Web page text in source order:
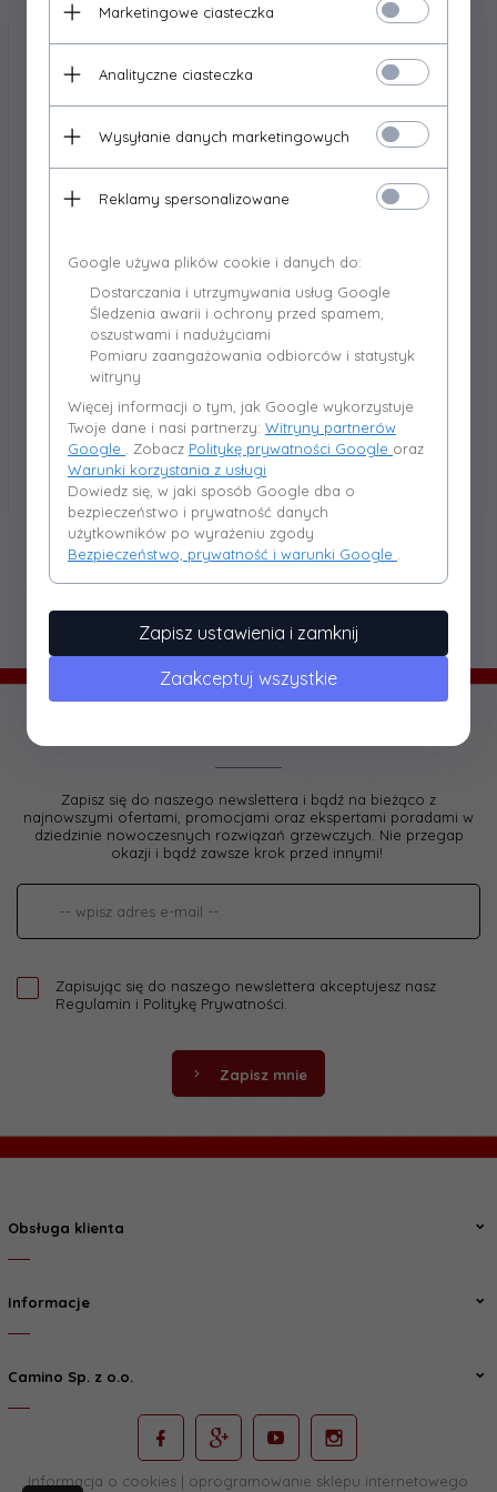
Marketingowe ciasteczka
Analityczne ciasteczka
Wysyłanie danych marketingowych
Reklamy spersonalizowane
Google używa plików cookie i danych do:
Dostarczania i utrzymywania usług Google
Śledzenia awarii i ochrony przed spamem,
oszustwami i nadużyciami
Pomiaru zaangażowania odbiorców i statystyk
witryny
Więcej informacji o tym, jak Google wykorzystuje
Twoje dane i nasi partnerzy: Witryny partnerów
Google
. Zobacz Politykę prywatności Google oraz
Warunki korzystania z usługi
Dowiedz się, w jaki sposób Google dba o
bezpieczeństwo i prywatność danych
użytkowników po wyrażeniu zgody
Bezpieczeństwo, prywatność i warunki Google
Zapisz ustawienia i zamknij
Zaakceptuj wszystkie
KIPI
Blacha wirnika od
wentylatora do palnika KIPI
10-26kW
30, 75 PLN*
* z podatkiem VAT
KIPI
Czujnik Spalin CT2s-2K 0,3m
119,90 PLN*
* z podatkiem VAT
< Poprzednia 1
Zapisz się do naszego newslettera i bądź na bieżąco z
najnowszymi ofertami, promocjami oraz ekspertami poradami w
dziedzinie nowoczesnych rozwiązań grzewczych. Nie przegap
okazji i bądź zawsze krok przed innymi!
Zapisując się do naszego newslettera akceptujesz nasz
Regulamin i Politykę Prywatności
Zapisz mnie
Obsługa klienta
Informacje
Camino Sp. z o.o.
Informacja o cookies| oprogramowanie sklepu internetowego